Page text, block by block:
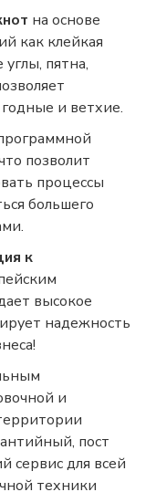
на основе
как клейкая
пятна,
и ветхие.
позволит
процессы
большего
к
высокое
надежность
и
пост
сервис для всей
техники